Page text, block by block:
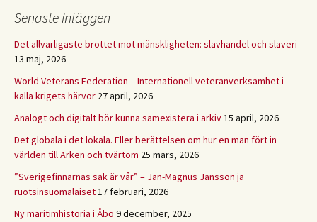
Senaste inläggen
Det allvarligaste brottet mot mänskligheten: slavhandel och slaveri
13 maj, 2026
World Veterans Federation – Internationell veteranverksamhet i
kalla krigets härvor 27 april, 2026
Analogt och digitalt bör kunna samexistera i arkiv15 april, 2026
Det globala i det lokala. Eller berättelsen om hur en man fört in
världen till Arken och tvärtom 25 mars, 2026
”Sverigefinnarnas sak är vår” – Jan-Magnus Jansson ja
ruotsinsuomalaiset17 februari, 2026
Ny maritimhistoria i Åbo 9 december, 2025